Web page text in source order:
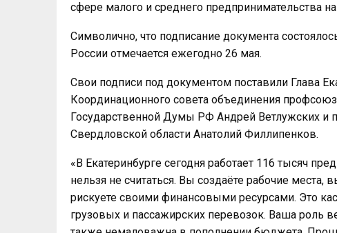
сфере малого и среднего предпринимательства
Символично, что подписание документа
России отмечается ежегодно 26 мая.
Свои подписи под документом поставили Глава
Координационного совета объединения
Государственной Думы РФ Андрей Ветлужских и
Свердловской области Анатолий Филлипенков.
«В Екатеринбурге сегодня работает 116 тысяч
нельзя не считаться. Вы создаёте рабочие
рискуете своими финансовыми ресурсами. Это
грузовых и пассажирских перевозок. Ваша роль